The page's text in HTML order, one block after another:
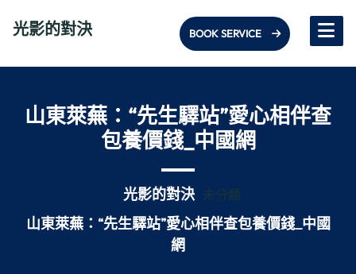
光影的對決 BOOK SERVICE
山東萊蕪：“先生驛站”愛心相伴查
包養價錢_中國網
光影的對決 未分類
山東萊蕪：“先生驛站”愛心相伴查包養價錢_中國
網